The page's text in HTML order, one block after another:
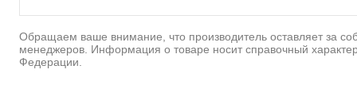
Обращаем ваше внимание, что производитель оставляет за
менеджеров. Информация о товаре носит справочный
Федерации.